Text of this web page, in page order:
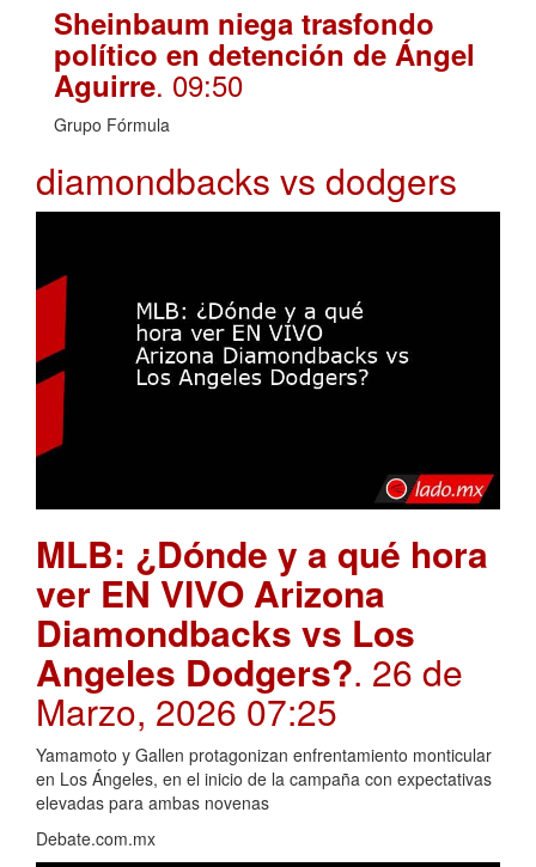
Sheinbaum niega trasfondo
político en detención de Ángel
Aguirre. 09:50
Grupo Fórmula
diamondbacks vs dodgers
MLB: ¿Dónde y a qué hora
ver EN VIVO Arizona
Diamondbacks vs Los
Angeles Dodgers?. 26 de
Marzo, 2026 07:25
Yamamoto y Gallen protagonizan enfrentamiento monticular
en Los Ángeles, en el inicio de la campaña con expectativas
elevadas para ambas novenas
Debate.com.mx